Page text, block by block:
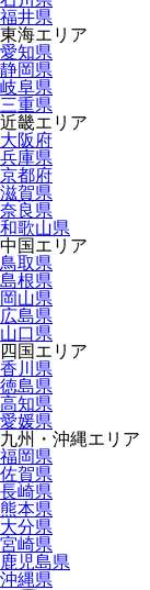
福井県
東海エリア
愛知県
静岡県
岐阜県
三重県
近畿エリア
大阪府
兵庫県
京都府
滋賀県
奈良県
和歌山県
中国エリア
鳥取県
島根県
岡山県
広島県
山口県
四国エリア
香川県
徳島県
高知県
愛媛県
九州・沖縄エリア
福岡県
佐賀県
長崎県
熊本県
大分県
宮崎県
鹿児島県
沖縄県